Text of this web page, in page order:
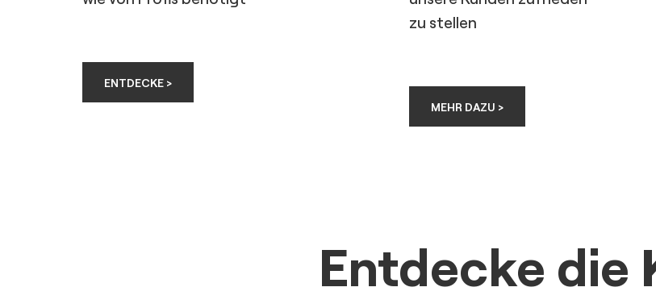
ENTDECKE >
zu stellen
MEHR DAZU >
Entdecke die